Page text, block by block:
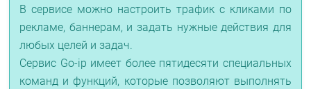
В сервисе можно настроить трафик с кликами по
рекламе, баннерам, и задать нужные действия для
любых целей и задач.
Сервис Go-ip имеет более пятидесяти специальных
команд и функций, которые позволяют выполнять